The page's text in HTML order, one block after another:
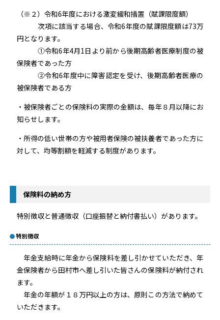
（※２）令和6年度における激変緩和措置（賦課限度額）
次項に該当する場合、令和6年度の賦課限度額は73万
円となります。
①令和6年4月1日より前から後期高齢者医療制度の被
保険者であった方
②令和6年度中に障害認定を受け、後期高齢者医療の
被保険者である方
・被保険者ごとの保険料の実際の金額は、毎年８月以降にお
知らせします。
・所得の低い世帯の方や被用者保険の被扶養者であった方に
対して、均等割額を軽減する制度があります。
保険料の納め方
特別徴収と普通徴収（口座振替と納付書払い）があります。
特別徴収
年金支給時に年金から保険料を差し引かせていただき、年
金保険者から田村市へ差し引いた皆さんの保険料が納付され
ます。
年金の年額が１８万円以上の方は、原則この方法で納めて
いただきます。